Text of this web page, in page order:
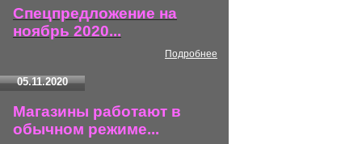
Спецпредложение на
ноябрь 2020...
Подробнее
05.11.2020
Магазины работают в
обычном режиме...